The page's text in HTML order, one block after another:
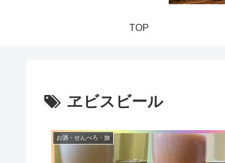
TOP
ヱビスビール
お酒・せんべろ・旅